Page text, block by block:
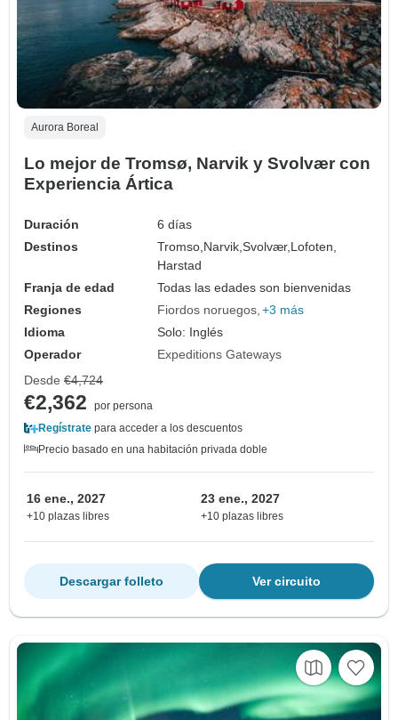
Aurora Boreal
Lo mejor de Tromsø, Narvik y Svolvær con
Experiencia Ártica
Duración
6 días
Destinos
Tromso, Narvik,Svolvær, Lofoten,
Harstad
Franja de edad
Todas las edades son bienvenidas
Regiones
Fiordos noruegos +3 más
Idioma
Solo: Inglés
Operador
Expeditions Gateways
Desde €4,724
€2,362
por persona
Regístrate para acceder a los descuentos
Precio basado en una habitación privada doble
16 ene., 2027
+10 plazas libres
23 ene., 2027
+10 plazas libres
Ver circuito
Descargar folleto